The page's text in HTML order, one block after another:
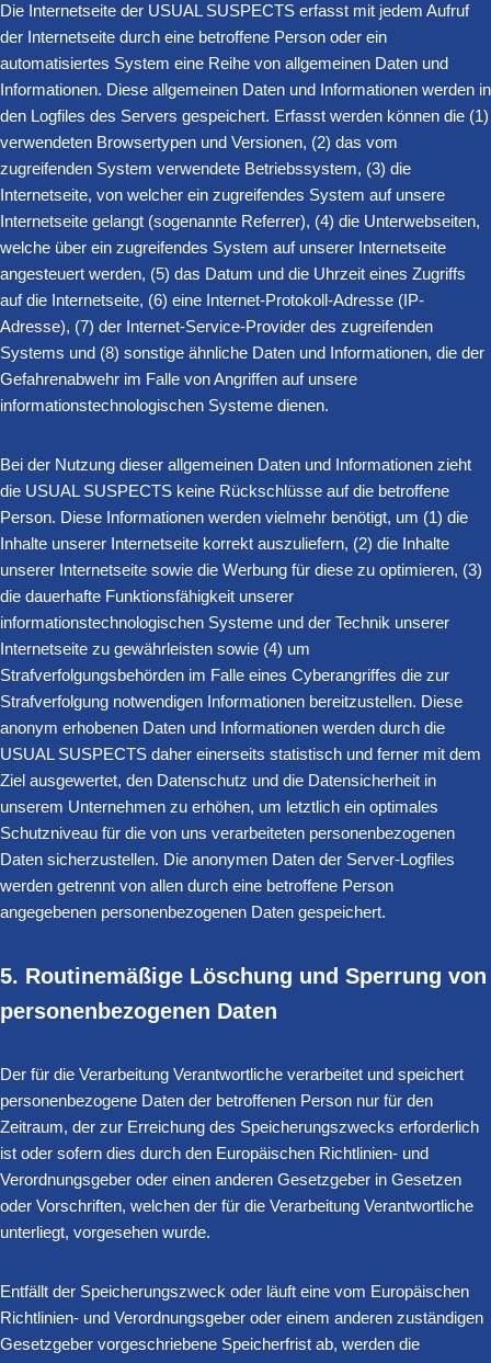
Die Internetseite der USUAL SUSPECTS erfasst mit jedem Aufruf
der Internetseite durch eine betroffene Person oder ein
automatisiertes System eine Reihe von allgemeinen Daten und
Informationen. Diese allgemeinen Daten und Informationen werden in
den Logfiles des Servers gespeichert. Erfasst werden können die (1)
verwendeten Browsertypen und Versionen, (2) das vom
zugreifenden System verwendete Betriebssystem, (3) die
Internetseite, von welcher ein zugreifendes System auf unsere
Internetseite gelangt (sogenannte Referrer), (4) die Unterwebseiten,
welche über ein zugreifendes System auf unserer Internetseite
angesteuert werden, (5) das Datum und die Uhrzeit eines Zugriffs
auf die Internetseite, (6) eine Internet-Protokoll-Adresse (IP-
Adresse), (7) der Internet-Service-Provider des zugreifenden
Systems und (8) sonstige ähnliche Daten und Informationen, die der
Gefahrenabwehr im Falle von Angriffen auf unsere
informationstechnologischen Systeme dienen.
Bei der Nutzung dieser allgemeinen Daten und Informationen zieht
die USUAL SUSPECTS keine Rückschlüsse auf die betroffene
Person. Diese Informationen werden vielmehr benötigt, um (1) die
Inhalte unserer Internetseite korrekt auszuliefern, (2) die Inhalte
unserer Internetseite sowie die Werbung für diese zu optimieren, (3)
die dauerhafte Funktionsfähigkeit unserer
informationstechnologischen Systeme und der Technik unserer
Internetseite zu gewährleisten sowie (4) um
Strafverfolgungsbehörden im Falle eines Cyberangriffes die zur
Strafverfolgung notwendigen Informationen bereitzustellen. Diese
anonym erhobenen Daten und Informationen werden durch die
USUAL SUSPECTS daher einerseits statistisch und ferner mit dem
Ziel ausgewertet, den Datenschutz und die Datensicherheit in
unserem Unternehmen zu erhöhen, um letztlich ein optimales
Schutzniveau für die von uns verarbeiteten personenbezogenen
Daten sicherzustellen. Die anonymen Daten der Server-Logfiles
werden getrennt von allen durch eine betroffene Person
angegebenen personenbezogenen Daten gespeichert.
5. Routinemäßige Löschung und Sperrung von
personenbezogenen Daten
Der für die Verarbeitung Verantwortliche verarbeitet und speichert
personenbezogene Daten der betroffenen Person nur für den
Zeitraum, der zur Erreichung des Speicherungszwecks erforderlich
ist oder sofern dies durch den Europäischen Richtlinien- und
Verordnungsgeber oder einen anderen Gesetzgeber in Gesetzen
oder Vorschriften, welchen der für die Verarbeitung Verantwortliche
unterliegt, vorgesehen wurde.
Entfällt der Speicherungszweck oder läuft eine vom Europäischen
Richtlinien- und Verordnungsgeber oder einem anderen zuständigen
Gesetzgeber vorgeschriebene Speicherfrist ab, werden die